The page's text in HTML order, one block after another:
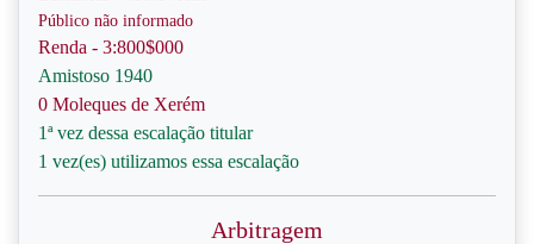
Público não informado
Renda - 3:800$000
Amistoso 1940
0 Moleques de Xerém
1ª vez dessa escalação titular
1 vez(es) utilizamos essa escalação
Arbitragem